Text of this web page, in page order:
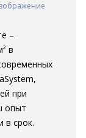
–
в
при
опыт
в срок.